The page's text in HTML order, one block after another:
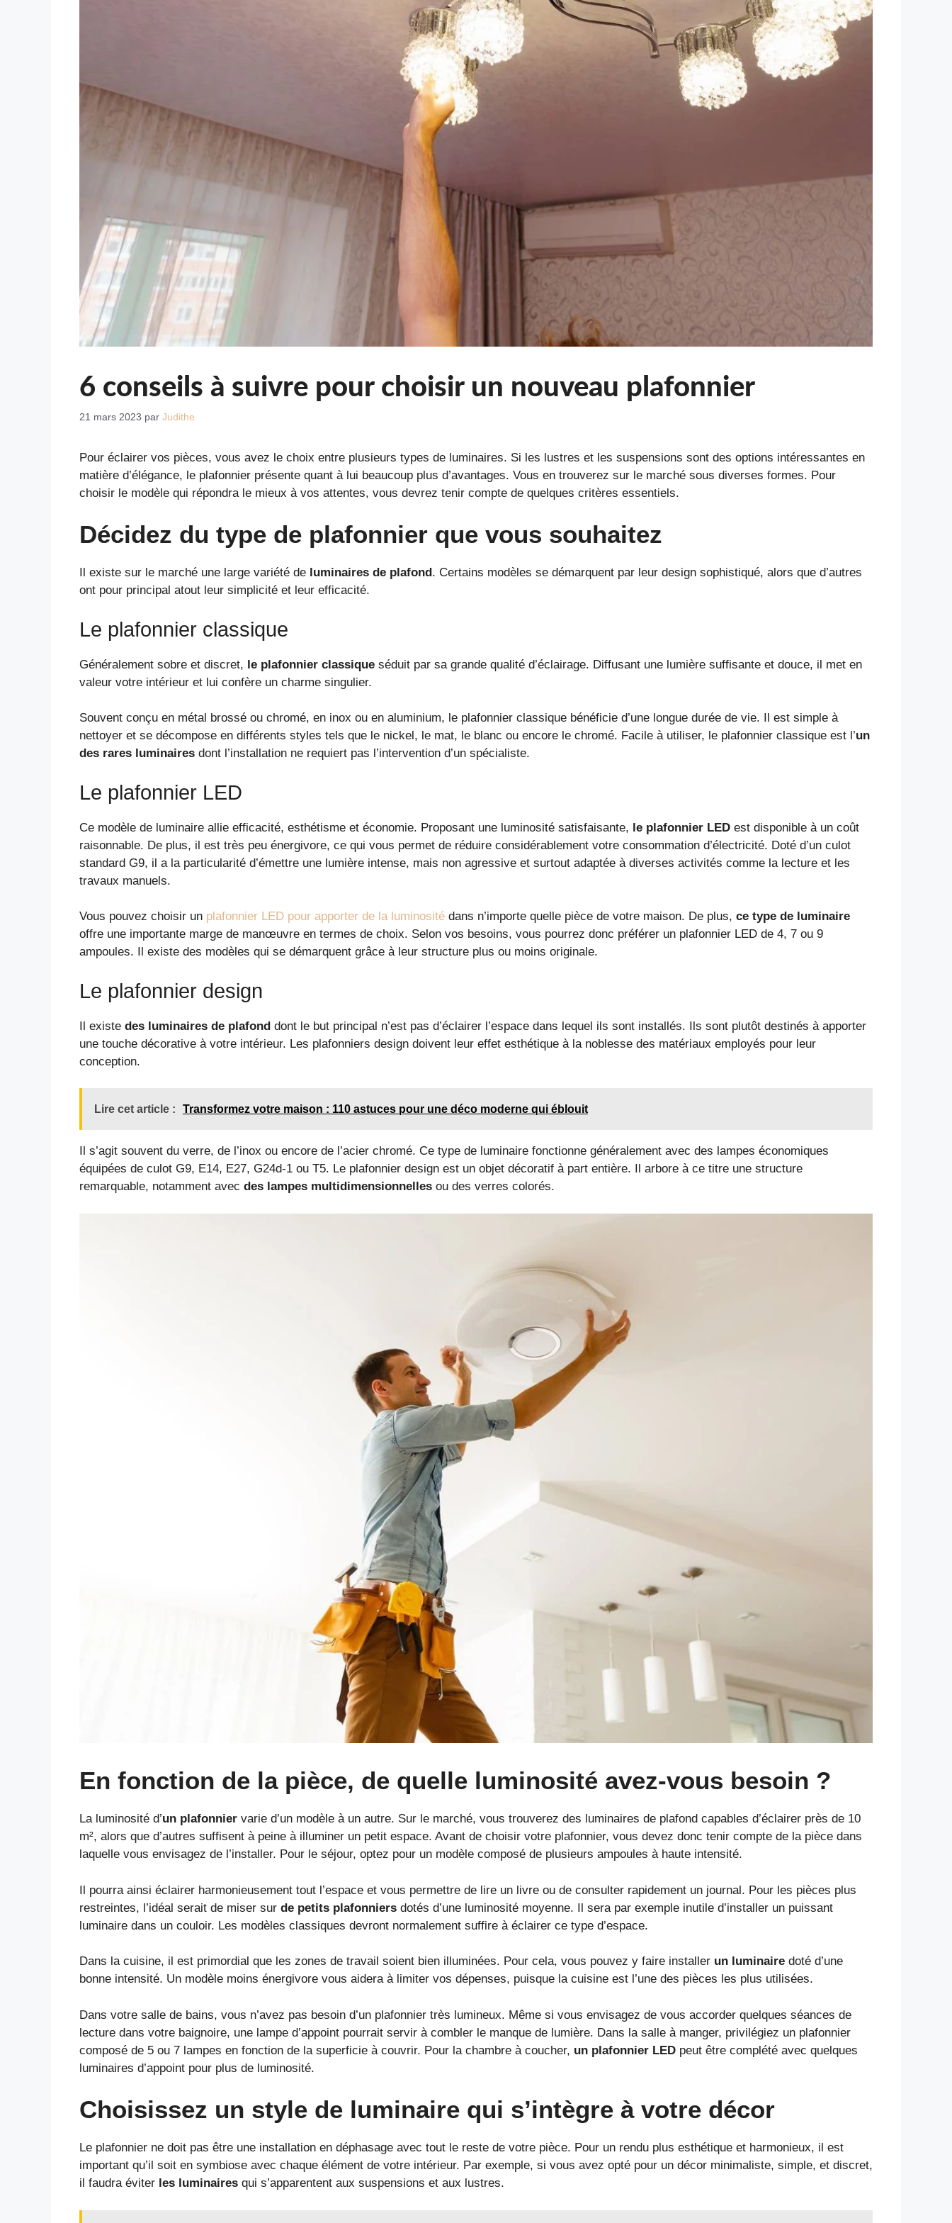
6 conseils à suivre pour choisir un nouveau plafonnier
21 mars 2023 par Judithe
Pour éclairer vos pièces, vous avez le choix entre plusieurs types de luminaires. Si les lustres et les suspensions sont des options intéressantes en
matière d’élégance, le plafonnier présente quant à lui beaucoup plus d’avantages. Vous en trouverez sur le marché sous diverses formes. Pour
choisir le modèle qui répondra le mieux à vos attentes, vous devrez tenir compte de quelques critères essentiels.
Décidez du type de plafonnier que vous souhaitez
Il existe sur le marché une large variété de luminaires de plafond . Certains modèles se démarquent par leur design sophistiqué, alors que d’autres
ont pour principal atout leur simplicité et leur efficacité.
Le plafonnier classique
Généralement sobre et discret, le plafonnier classique séduit par sa grande qualité d’éclairage. Diffusant une lumière suffisante et douce, il met en
valeur votre intérieur et lui confère un charme singulier.
Souvent conçu en métal brossé ou chromé, en inox ou en aluminium, le plafonnier classique bénéficie d’une longue durée de vie. Il est simple à
nettoyer et se décompose en différents styles tels que le nickel, le mat, le blanc ou encore le chromé. Facile à utiliser, le plafonnier classique est l’un
des rares luminaires dont l’installation ne requiert pas l’intervention d’un spécialiste.
Le plafonnier LED
Ce modèle de luminaire allie efficacité, esthétisme et économie. Proposant une luminosité satisfaisante, le plafonnier LED est disponible à un coût
raisonnable. De plus, il est très peu énergivore, ce qui vous permet de réduire considérablement votre consommation d’électricité. Doté d’un culot
standard G9, il a la particularité d’émettre une lumière intense, mais non agressive et surtout adaptée à diverses activités comme la lecture et les
travaux manuels.
Vous pouvez choisir un plafonnier LED pour apporter de la luminosité dans n’importe quelle pièce de votre maison. De plus, ce type de luminaire
offre une importante marge de manœuvre en termes de choix. Selon vos besoins, vous pourrez donc préférer un plafonnier LED de 4, 7 ou 9
ampoules. Il existe des modèles qui se démarquent grâce à leur structure plus ou moins originale.
Le plafonnier design
Il existe des luminaires de plafond dont le but principal n’est pas d’éclairer l’espace dans lequel ils sont installés. Ils sont plutôt destinés à apporter
une touche décorative à votre intérieur. Les plafonniers design doivent leur effet esthétique à la noblesse des matériaux employés pour leur
conception.
Lire cet article : Transformez votre maison : 110 astuces pour une déco moderne qui éblouit
Il s’agit souvent du verre, de l’inox ou encore de l’acier chromé. Ce type de luminaire fonctionne généralement avec des lampes économiques
équipées de culot G9, E14, E27, G24d-1 ou T5. Le plafonnier design est un objet décoratif à part entière. Il arbore à ce titre une structure
remarquable, notamment avec des lampes multidimensionnelles ou des verres colorés.
En fonction de la pièce, de quelle luminosité avez-vous besoin ?
La luminosité d’un plafonnier varie d’un modèle à un autre. Sur le marché, vous trouverez des luminaires de plafond capables d’éclairer près de 10
m², alors que d’autres suffisent à peine à illuminer un petit espace. Avant de choisir votre plafonnier, vous devez donc tenir compte de la pièce dans
laquelle vous envisagez de l’installer. Pour le séjour, optez pour un modèle composé de plusieurs ampoules à haute intensité.
Il pourra ainsi éclairer harmonieusement tout l’espace et vous permettre de lire un livre ou de consulter rapidement un journal. Pour les pièces plus
restreintes, l’idéal serait de miser sur de petits plafonniers dotés d’une luminosité moyenne. Il sera par exemple inutile d’installer un puissant
luminaire dans un couloir. Les modèles classiques devront normalement suffire à éclairer ce type d’espace.
Dans la cuisine, il est primordial que les zones de travail soient bien illuminées. Pour cela, vous pouvez y faire installer un luminaire doté d’une
bonne intensité. Un modèle moins énergivore vous aidera à limiter vos dépenses, puisque la cuisine est l’une des pièces les plus utilisées.
Dans votre salle de bains, vous n’avez pas besoin d’un plafonnier très lumineux. Même si vous envisagez de vous accorder quelques séances de
lecture dans votre baignoire, une lampe d’appoint pourrait servir à combler le manque de lumière. Dans la salle à manger, privilégiez un plafonnier
composé de 5 ou 7 lampes en fonction de la superficie à couvrir. Pour la chambre à coucher, un plafonnier LED peut être complété avec quelques
luminaires d’appoint pour plus de luminosité.
Choisissez un style de luminaire qui s’intègre à votre décor
Le plafonnier ne doit pas être une installation en déphasage avec tout le reste de votre pièce. Pour un rendu plus esthétique et harmonieux, il est
important qu’il soit en symbiose avec chaque élément de votre intérieur. Par exemple, si vous avez opté pour un décor minimaliste, simple, et discret,
il faudra éviter les luminaires qui s’apparentent aux suspensions et aux lustres.